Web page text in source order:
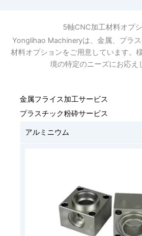
5軸CNC加工材料オプ
Yonglihao Machineryは、金属、プラ
材料オプションをご用意しています。
境の特定のニーズにお応え
金属フライス加工サービス
プラスチック粉砕サービス
アルミニウム